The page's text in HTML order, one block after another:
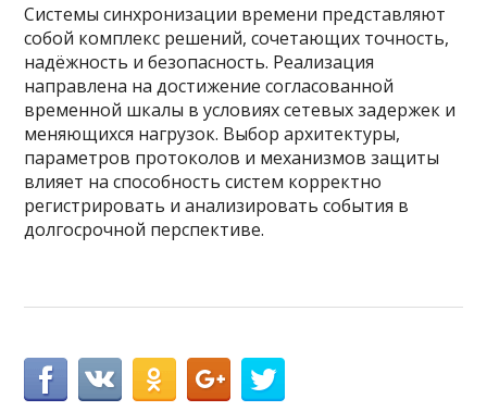
Системы синхронизации времени представляют
собой комплекс решений, сочетающих точность,
надёжность и безопасность. Реализация
направлена на достижение согласованной
временной шкалы в условиях сетевых задержек и
меняющихся нагрузок. Выбор архитектуры,
параметров протоколов и механизмов защиты
влияет на способность систем корректно
регистрировать и анализировать события в
долгосрочной перспективе.